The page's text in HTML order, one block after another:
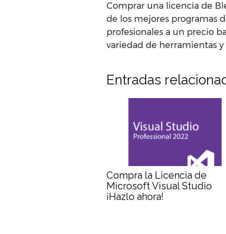
Comprar una licencia de
de los mejores programas
profesionales a un precio
variedad de herramientas
Entradas
Compra la Licencia de
Microsoft Visual Studio
¡Hazlo ahora!